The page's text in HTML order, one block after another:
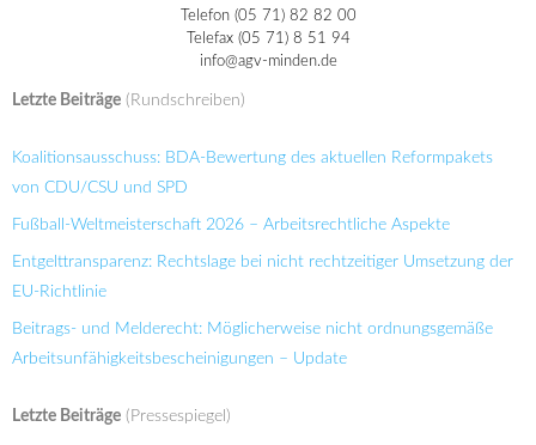
Telefon (05 71) 82 82 00
Telefax (05 71) 8 51 94
info@agv-minden.de
Letzte Beiträge (Rundschreiben)
Koalitionsausschuss: BDA-Bewertung des aktuellen Reformpakets
von CDU/CSU und SPD
Fußball-Weltmeisterschaft 2026 – Arbeitsrechtliche Aspekte
Entgelttransparenz: Rechtslage bei nicht rechtzeitiger Umsetzung der
EU-Richtlinie
Beitrags- und Melderecht: Möglicherweise nicht ordnungsgemäße
Arbeitsunfähigkeitsbescheinigungen – Update
Letzte Beiträge (Pressespiegel)